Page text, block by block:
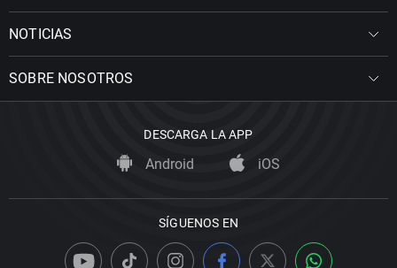
NOTICIAS
SOBRE NOSOTROS
DESCARGA LA APP
Android iOS
SÍGUENOS EN